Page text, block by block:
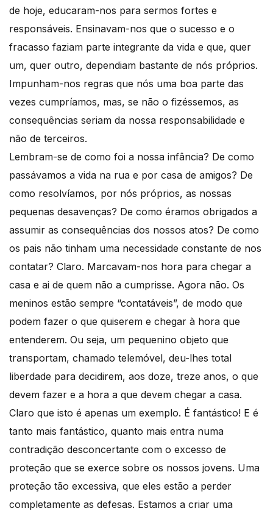
de hoje, educaram-nos para sermos fortes e
responsáveis. Ensinavam-nos que o sucesso e o
fracasso faziam parte integrante da vida e que, quer
um, quer outro, dependiam bastante de nós próprios.
Impunham-nos regras que nós uma boa parte das
vezes cumpríamos, mas, se não o fizéssemos, as
consequências seriam da nossa responsabilidade e
não de terceiros.
Lembram-se de como foi a nossa infância? De como
passávamos a vida na rua e por casa de amigos? De
como resolvíamos, por nós próprios, as nossas
pequenas desavenças? De como éramos obrigados a
assumir as consequências dos nossos atos? De como
os pais não tinham uma necessidade constante de nos
contatar? Claro. Marcavam-nos hora para chegar a
casa e ai de quem não a cumprisse. Agora não. Os
meninos estão sempre “contatáveis”, de modo que
podem fazer o que quiserem e chegar à hora que
entenderem. Ou seja, um pequenino objeto que
transportam, chamado telemóvel, deu-lhes total
liberdade para decidirem, aos doze, treze anos, o que
devem fazer e a hora a que devem chegar a casa.
Claro que isto é apenas um exemplo. É fantástico! E é
tanto mais fantástico, quanto mais entra numa
contradição desconcertante com o excesso de
proteção que se exerce sobre os nossos jovens. Uma
proteção tão excessiva, que eles estão a perder
completamente as defesas. Estamos a criar uma